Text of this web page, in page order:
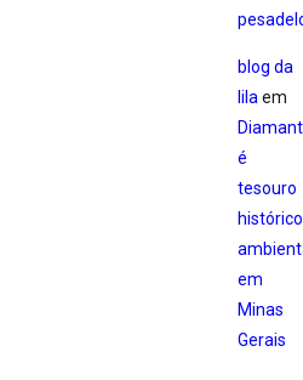
blog da
lila em
é
tesouro
histórico
em
Minas
Gerais